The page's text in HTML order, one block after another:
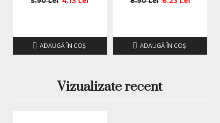
ADAUGĂ ÎN COŞ ADAUGĂ ÎN COŞ
Vizualizate recent